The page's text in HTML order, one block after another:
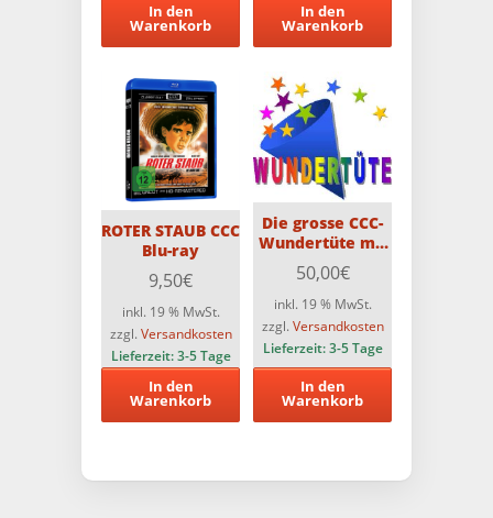
In den
Warenkorb
In den
Warenkorb
ROTER STAUB CCC
Blu-ray
9,50€
inkl. 19 % MwSt.
zzgl. Versandkosten
Lieferzeit:3-5 Tage
In den
Warenkorb
Die grosse CCC-
Wundertüte mit
10 CCC-Blu-Rays
50,00€
inkl. 19 % MwSt.
zzgl. Versandkosten
Lieferzeit:3-5 Tage
In den
Warenkorb